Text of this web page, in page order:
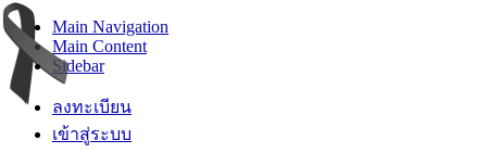
Main Navigation
Main Content
Sidebar
ลงทะเบียน
เข้าสู่ระบบ